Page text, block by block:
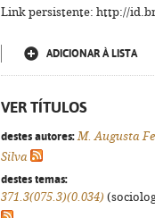
Link persistente: http://
ADICIONAR À LISTA
VER TÍTULOS
destes autores: M. Augusta
Silva
destes temas:
371.3(075.3)(0.034)